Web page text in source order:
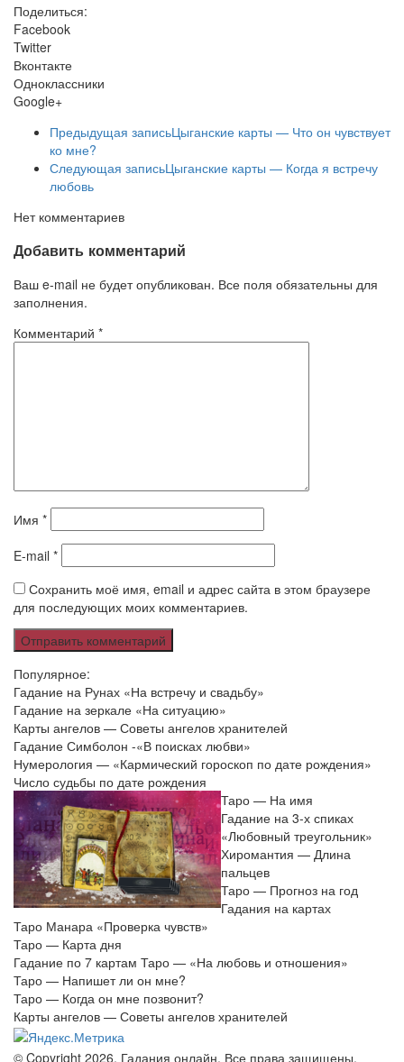
Поделиться:
Facebook
Twitter
Вконтакте
Одноклассники
Google+
Предыдущая записьЦыганские карты — Что он чувствует
ко мне?
Следующая записьЦыганские карты — Когда я встречу
любовь
Нет комментариев
Добавить комментарий
Ваш e-mail не будет опубликован. Все поля обязательны для
заполнения.
Комментарий *
Имя *
E-mail *
Сохранить моё имя, email и адрес сайта в этом браузере
для последующих моих комментариев.
Популярное:
Гадание на Рунах «На встречу и свадьбу»
Гадание на зеркале «На ситуацию»
Карты ангелов — Советы ангелов хранителей
Гадание Симболон -«В поисках любви»
Нумерология — «Кармический гороскоп по дате рождения»
Число судьбы по дате рождения
Таро — На имя
Гадание на 3-х спиках
«Любовный треугольник»
Хиромантия — Длина
пальцев
Таро — Прогноз на год
Гадания на картах
Таро Манара «Проверка чувств»
Таро — Карта дня
Гадание по 7 картам Таро — «На любовь и отношения»
Таро — Напишет ли он мне?
Таро — Когда он мне позвонит?
Карты ангелов — Советы ангелов хранителей
© Copyright 2026, Гадания онлайн. Все права защищены.